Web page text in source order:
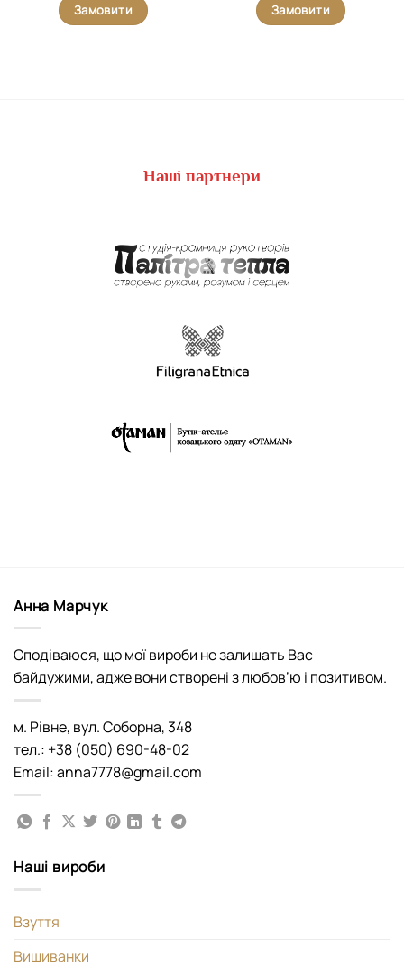
Замовити Замовити
Наші партнери
Анна Марчук
Сподіваюся, що мої вироби не залишать Вас
байдужими, адже вони створені з любов’ю і позитивом.
м. Рівне, вул. Соборна, 348
тел.: +38 (050) 690-48-02
Email: anna7778@gmail.com
Наші вироби
Взуття
Вишиванки